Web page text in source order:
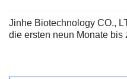
Jinhe Biotechnology CO.,
die ersten neun Monate bis